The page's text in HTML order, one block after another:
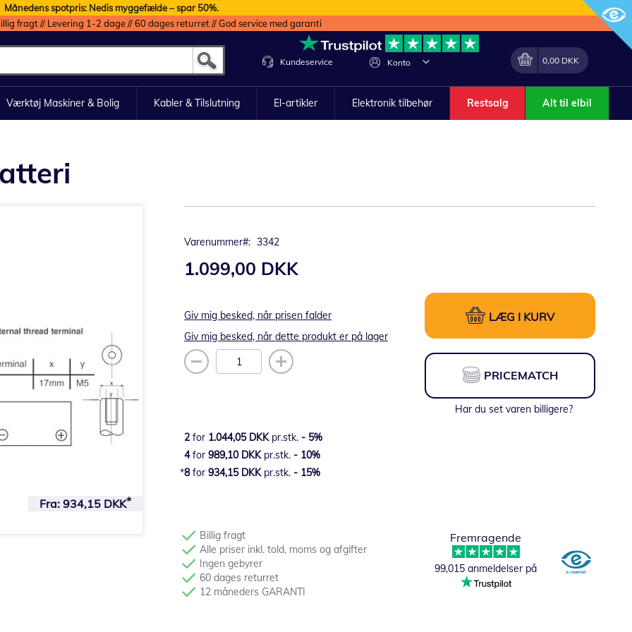
Månedens spotpris: Nedis myggefælde – spar 50%.
fragt // Levering 1-2 dage // 60 dages returret // God service med garanti
Konto
Lave
Min indkøbskurv
0,00 DKK
Kundeservice
Værktøj Maskiner & Bolig Kabler & Tilslutning El-artikler Elektronik tilbehør Restsalg Alt til elbil
Varenummer 3342
1.099,00 DKK
Giv mig besked, når prisen falder
Giv mig besked, når dette produkt er på lager
LÆG I KURV
PRICEMATCH
Har du set varen billigere?
2for 1.044,05 DKK pr.stk. - 5%
4for989,10 DKK pr.stk. - 10%
8for934,15 DKK pr.stk. - 15%
Billig fragt
Alle priser inkl. told, moms og afgifter
Ingen gebyrer
60 dages returret
12 måneders GARANTI
Fremragende
99,015 anmeldelser på
Fra: 934,15 DKK